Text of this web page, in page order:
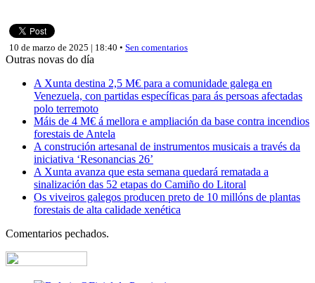
10 de marzo de 2025 | 18:40 • Sen comentarios
Outras novas do día
A Xunta destina 2,5 M€ para a comunidade galega en
Venezuela, con partidas específicas para ás persoas afectadas
polo terremoto
Máis de 4 M€ á mellora e ampliación da base contra incendios
forestais de Antela
A construción artesanal de instrumentos musicais a través da
iniciativa ‘Resonancias 26’
A Xunta avanza que esta semana quedará rematada a
sinalización das 52 etapas do Camiño do Litoral
Os viveiros galegos producen preto de 10 millóns de plantas
forestais de alta calidade xenética
Comentarios pechados.